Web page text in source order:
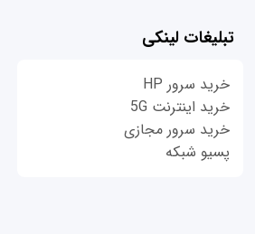
تبلیغات لینکی
خرید سرور HP
خرید اینترنت 5G
خرید سرور مجازی
پسیو شبکه